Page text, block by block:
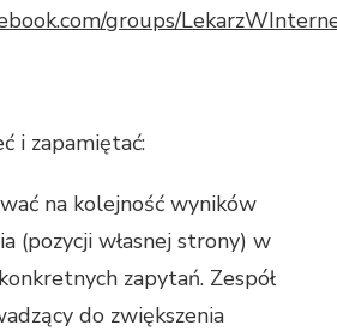
groups/
i zapamiętać:
na kolejność wyników
(pozycji własnej strony) w
zapytań. Zespół
do zwiększenia